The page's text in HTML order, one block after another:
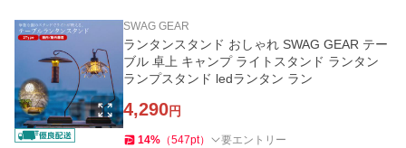
SWAG GEAR
ランタンスタンド おしゃれ SWAG GEAR テー
ブル 卓上 キャンプ ライトスタンド ランタン
ランプスタンド ledランタン ラン
4,290円
14% （547pt） 要エントリー